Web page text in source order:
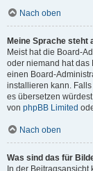
Nach oben
Meine Sprache steht
Meist hat die Board-
oder niemand hat das
einen Board-
installieren kann.
es übersetzen
von phpBB Limited
Nach oben
Was sind das für
In der